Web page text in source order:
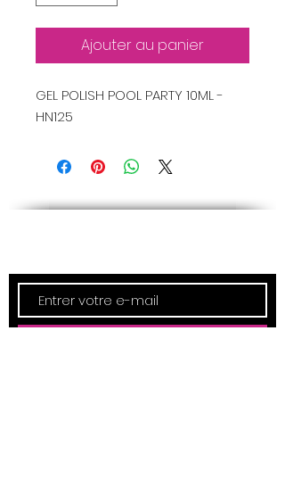
Ajouter au panier
GEL POLISH POOL PARTY 10ML -
HN125
Inscription